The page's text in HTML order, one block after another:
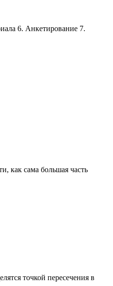
6. Анкетирование 7.
как сама большая часть
точкой пересечения в